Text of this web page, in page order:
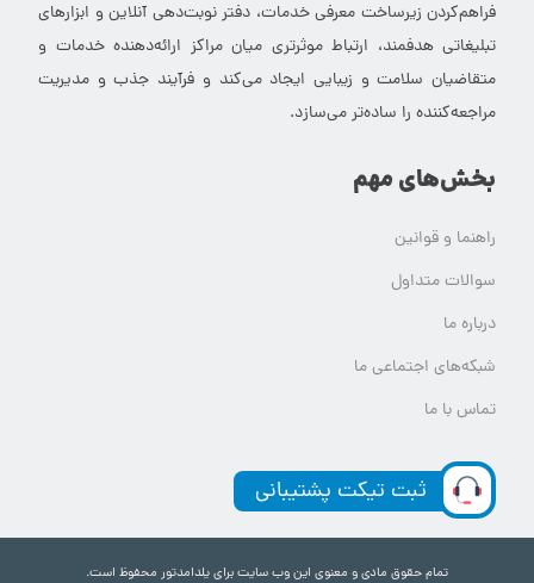
فراهم‌کردن زیرساخت معرفی خدمات، دفتر نوبت‌دهی آنلاین و ابزارهای
تبلیغاتی هدفمند، ارتباط موثرتری میان مراکز ارائه‌دهنده خدمات و
متقاضیان سلامت و زیبایی ایجاد می‌کند و فرآیند جذب و مدیریت
مراجعه‌کننده را ساده‌تر می‌سازد.
بخش‌های مهم
راهنما و قوانین
سوالات متداول
درباره ما
شبکه‌های اجتماعی ما
تماس با ما
ثبت تیکت پشتیبانی
تمام حقوق مادی و معنوی این وب سایت برای یلدامدتور محفوظ است.